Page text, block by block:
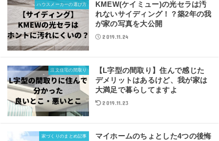
ハウスメーカーの選び方
KMEW(ケイミュー)の光セラは汚
れないサイディング！？築2年の我
が家の写真を大公開
2019.11.24
注文住宅の間取り
【L字型の間取り】住んで感じた
デメリットはあるけど、我が家は
大満足で暮らしてますよ
2019.11.23
家づくりのまとめ記事
マイホームのちょとした4つの後悔